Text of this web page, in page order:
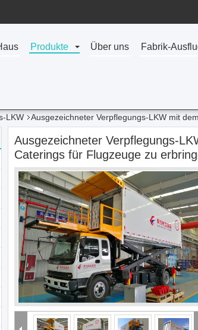
Produkte Über uns Fabrik-
LKW Ausgezeichneter Verpflegungs-LKW mit
Ausgezeichneter Verpflegungs-
Caterings für Flugzeuge zu